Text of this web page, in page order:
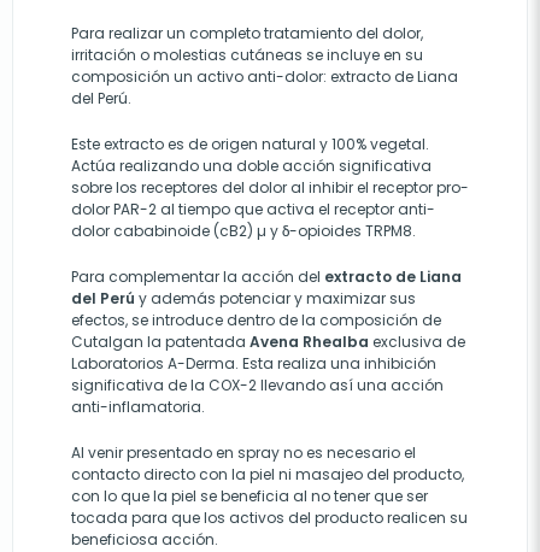
Para realizar un completo tratamiento del dolor,
irritación o molestias cutáneas se incluye en su
composición un activo anti-dolor: extracto de Liana
del Perú.
Este extracto es de origen natural y 100% vegetal.
Actúa realizando una doble acción significativa
sobre los receptores del dolor al inhibir el receptor pro-
dolor PAR-2 al tiempo que activa el receptor anti-
dolor cababinoide (cB2) µ y δ-opioides TRPM8.
Para complementar la acción del extracto de Liana
del Perú y además potenciar y maximizar sus
efectos, se introduce dentro de la composición de
Cutalgan la patentada Avena Rhealba exclusiva de
Laboratorios A-Derma. Esta realiza una inhibición
significativa de la COX-2 llevando así una acción
anti-inflamatoria.
Al venir presentado en spray no es necesario el
contacto directo con la piel ni masajeo del producto,
con lo que la piel se beneficia al no tener que ser
tocada para que los activos del producto realicen su
beneficiosa acción.